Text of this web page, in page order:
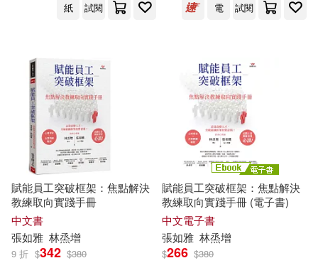
張如雅(2) 洪莉竹(2)
出版社 (可複選)
張老師文化(4) 天下學習(1)
配送方式
紙
試閱
電
試閱
賦能員工突破框架：焦點解決
教練取向實踐手冊
中文書
張如雅 林烝增
9 折 $342 $380
賦能員工突破框架：焦點解決
教練取向實踐手冊 (電子書)
中文電子書
張如雅 林烝增
$266 $380